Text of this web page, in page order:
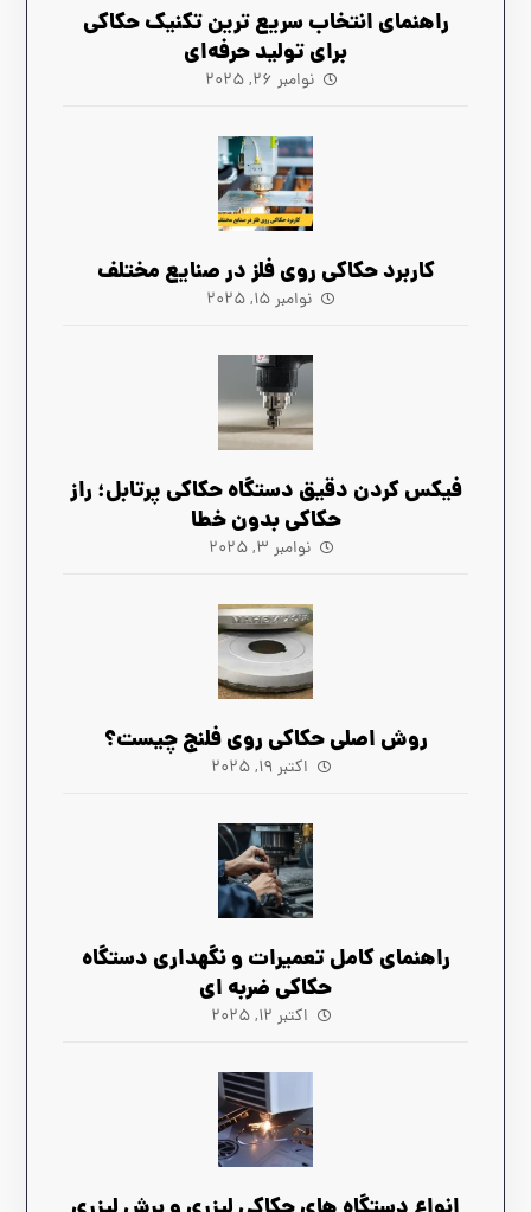
راهنمای انتخاب سریع‌ ترین تکنیک حکاکی
برای تولید حرفه‌ای
نوامبر ۲۶, ۲۰۲۵
کاربرد حکاکی روی فلز در صنایع مختلف
نوامبر ۱۵, ۲۰۲۵
فیکس کردن دقیق دستگاه حکاکی پرتابل؛ راز
حکاکی بدون خطا
نوامبر ۳, ۲۰۲۵
روش اصلی حکاکی روی فلنج چیست؟
اکتبر ۱۹, ۲۰۲۵
راهنمای کامل تعمیرات و نگهداری دستگاه
حکاکی ضربه‌ ای
اکتبر ۱۲, ۲۰۲۵